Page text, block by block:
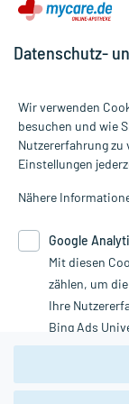
Alle Preise gelten
Informationen auf
die Untersuchung
Therapien
Google Analytics.
unserer
nutzen Sie das
Vertrag
Datenschutz-
Wir verwenden
besuchen und wie
Nutzererfahrung zu
Einstellungen
Nähere
Google
Mit diesen
zählen, um
Ihre
Bing Ads
Youtube-
Wir